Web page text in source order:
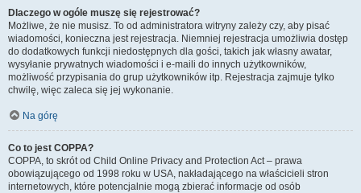
Dlaczego w ogóle muszę się rejestrować?
Możliwe, że nie musisz. To od administratora witryny zależy czy, aby pisać
wiadomości, konieczna jest rejestracja. Niemniej rejestracja umożliwia dostęp
do dodatkowych funkcji niedostępnych dla gości, takich jak własny awatar,
wysyłanie prywatnych wiadomości i e-maili do innych użytkowników,
możliwość przypisania do grup użytkowników itp. Rejestracja zajmuje tylko
chwilę, więc zaleca się jej wykonanie.
Na górę
Co to jest COPPA?
COPPA, to skrót od Child Online Privacy and Protection Act – prawa
obowiązującego od 1998 roku w USA, nakładającego na właścicieli stron
internetowych, które potencjalnie mogą zbierać informacje od osób